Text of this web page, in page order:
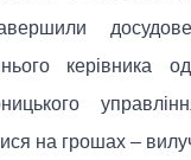
керівника
на грошах –